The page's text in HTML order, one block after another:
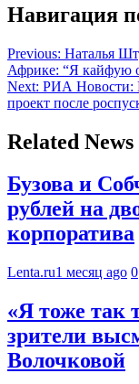
Навигация
Previous: Наталья
Африке: “Я кайфую
Next: РИА Новости:
проект после
Related News
Бузова и
рублей на
корпоратива
Lenta.ru1 месяц ago 0
«Я тоже так
зрители
Волочковой